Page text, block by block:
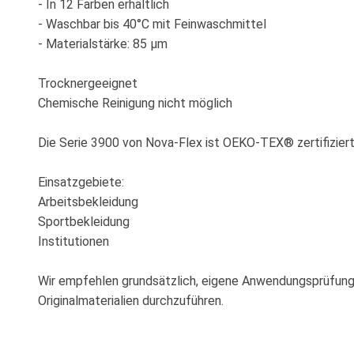
- In 12 Farben erhältlich
- Waschbar bis 40°C mit Feinwaschmittel
- Materialstärke: 85 µm
Trocknergeeignet
Chemische Reinigung nicht möglich
Die Serie 3900 von Nova-Flex ist OEKO-TEX®
Einsatzgebiete:
Arbeitsbekleidung
Sportbekleidung
Institutionen
Wir empfehlen grundsätzlich, eigene
Originalmaterialien durchzuführen.